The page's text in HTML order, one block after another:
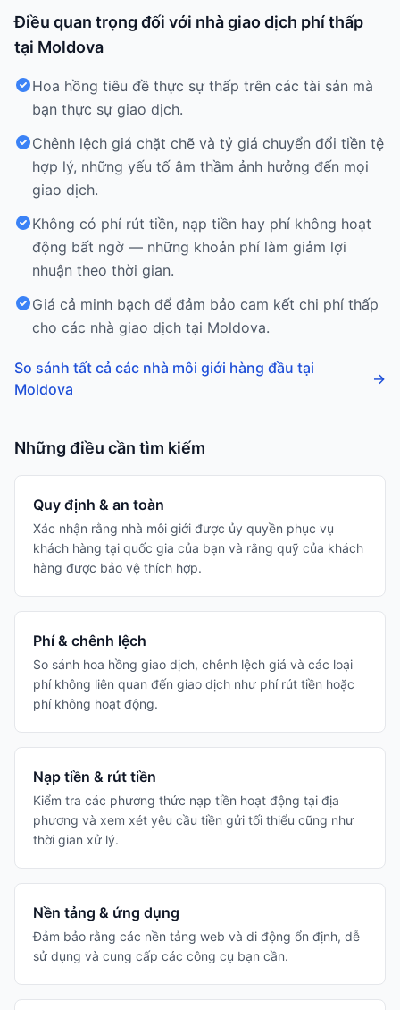
Điều quan trọng đối với nhà giao dịch phí thấp
tại Moldova
Hoa hồng tiêu đề thực sự thấp trên các tài sản mà
bạn thực sự giao dịch.
Chênh lệch giá chặt chẽ và tỷ giá chuyển đổi tiền tệ
hợp lý, những yếu tố âm thầm ảnh hưởng đến mọi
giao dịch.
Không có phí rút tiền, nạp tiền hay phí không hoạt
động bất ngờ — những khoản phí làm giảm lợi
nhuận theo thời gian.
Giá cả minh bạch để đảm bảo cam kết chi phí thấp
cho các nhà giao dịch tại Moldova.
So sánh tất cả các nhà môi giới hàng đầu tại
Moldova
→
Những điều cần tìm kiếm
Quy định & an toàn
Xác nhận rằng nhà môi giới được ủy quyền phục vụ
khách hàng tại quốc gia của bạn và rằng quỹ của khách
hàng được bảo vệ thích hợp.
Phí & chênh lệch
So sánh hoa hồng giao dịch, chênh lệch giá và các loại
phí không liên quan đến giao dịch như phí rút tiền hoặc
phí không hoạt động.
Nạp tiền & rút tiền
Kiểm tra các phương thức nạp tiền hoạt động tại địa
phương và xem xét yêu cầu tiền gửi tối thiểu cũng như
thời gian xử lý.
Nền tảng & ứng dụng
Đảm bảo rằng các nền tảng web và di động ổn định, dễ
sử dụng và cung cấp các công cụ bạn cần.